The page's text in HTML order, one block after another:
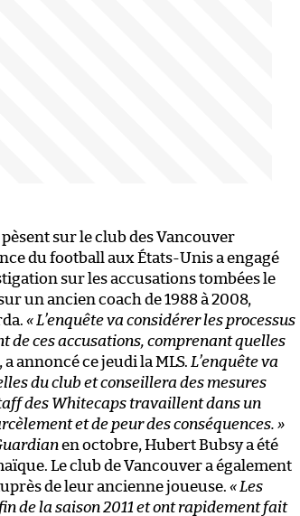
sur le club des Vancouver
du football aux États-Unis a engagé
sur les accusations tombées le
un ancien coach de 1988 à 2008,
« L’enquête va considérer les processus
de ces accusations, comprenant quelles
, a annoncé ce jeudi la MLS. L’enquête va
du club et conseillera des mesures
des Whitecaps travaillent dans un
et de peur des conséquences. »
en octobre, Hubert Bubsy a été
Le club de Vancouver a également
de leur ancienne joueuse. « Les
de la saison 2011 et ont rapidement fait